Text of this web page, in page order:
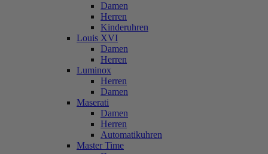
Damen
Herren
Kinderuhren
Louis XVI
Damen
Herren
Luminox
Herren
Damen
Maserati
Damen
Herren
Automatikuhren
Master Time